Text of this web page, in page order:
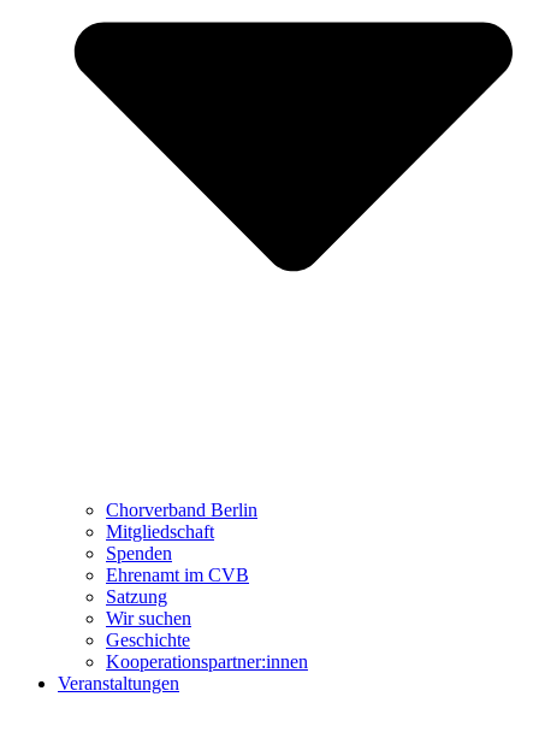
Chorverband Berlin
Mitgliedschaft
Spenden
Ehrenamt im CVB
Satzung
Wir suchen
Geschichte
Kooperationspartner:innen
Veranstaltungen